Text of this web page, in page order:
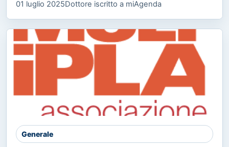
01 luglio 2025Dottore iscritto a miAgenda
Generale